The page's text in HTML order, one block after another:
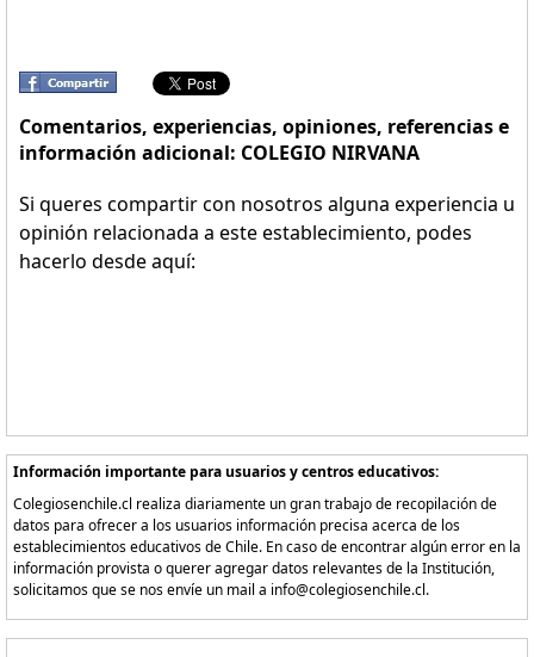
Comentarios, experiencias, opiniones, referencias e
información adicional: COLEGIO NIRVANA
Si queres compartir con nosotros alguna experiencia u
opinión relacionada a este establecimiento, podes
hacerlo desde aquí:
Información importante para usuarios y centros educativos:
Colegiosenchile.cl realiza diariamente un gran trabajo de recopilación de
datos para ofrecer a los usuarios información precisa acerca de los
establecimientos educativos de Chile. En caso de encontrar algún error en la
información provista o querer agregar datos relevantes de la Institución,
solicitamos que se nos envíe un mail a info@colegiosenchile.cl.